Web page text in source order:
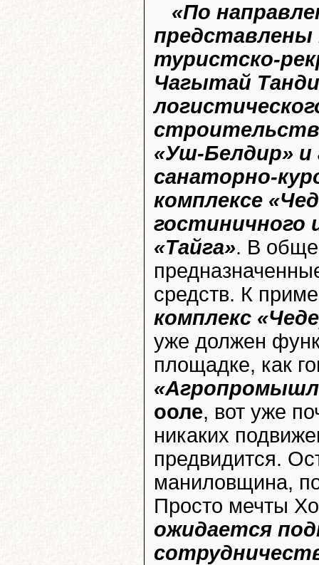
«По
туристско-
Чагытай
«Уш-Белдир» и
санаторно-
комплексе
гостиничного
«Тайга». В
средств. К
комплекс
уже должен
площадке, как
ооле, вот уже
никаких
предвидится.
маниловщина,
Просто мечты
ожидается